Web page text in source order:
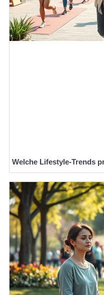
Welche Lifestyle-Trends